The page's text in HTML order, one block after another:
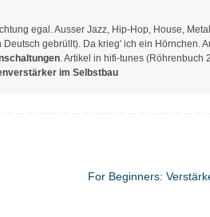
egal. Ausser Jazz, Hip-Hop, House,
gebrüllt). Da krieg' ich ein Hörnchen.
. Artikel in hifi-tunes (Röhrenbuch
im Selbstbau
For Beginners: